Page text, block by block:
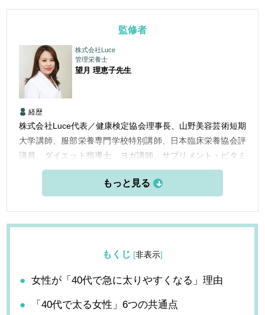
監修者
株式会社Luce
管理栄養士
望月 理恵子先生
経歴
株式会社Luce代表／健康検定協会理事長、山野美容芸術短期
大学講師、服部栄養専門学校特別講師、日本臨床栄養協会評
議員、ダイエット指導士、ヨガ講師、サプリメント・ビタミ
ンアドバイザーなど栄養・美容学の分野で活動をおこなって
もくじ [非表示]
女性が「40代で急に太りやすくなる」理由
「40代で太る女性」6つの共通点